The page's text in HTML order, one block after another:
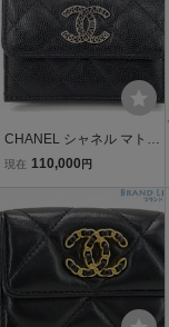
CHANEL シャネル マトラ
ッセ スモールフラップウ
折り AP3827 グレインド
カーフスキン キャビアス
キン レディース
現在 110,000 円